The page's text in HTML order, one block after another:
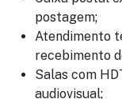
postagem;
Atendimento
recebimento
Salas com
audiovisual;